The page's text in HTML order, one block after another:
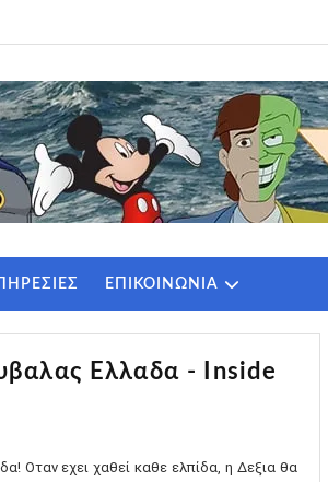
ΕΠΙΚΟΙΝΩΝΙΑ
Ελλαδα - Inside
Οταν εχει χαθεί καθε ελπίδα, η Δεξια θα